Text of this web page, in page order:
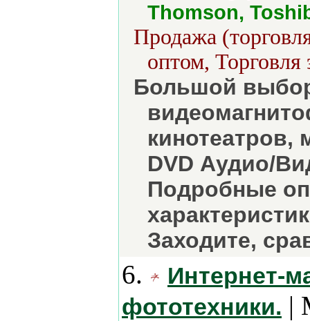
Thomson,
Продажа
оптом, Торговля
Большой
кинотеатров,
DVD Аудио/
Подробные
Заходите,
6.
Интернет-
фототехники. |